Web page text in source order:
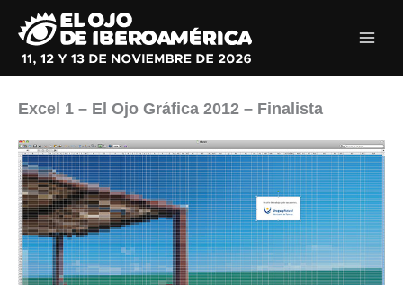
contenido
Excel 1 – El Ojo Gráfica 2012 – Finalista